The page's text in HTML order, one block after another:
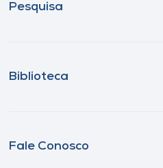
Pesquisa
Biblioteca
Fale Conosco